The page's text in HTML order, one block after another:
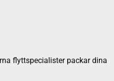
flyttspecialister packar dina